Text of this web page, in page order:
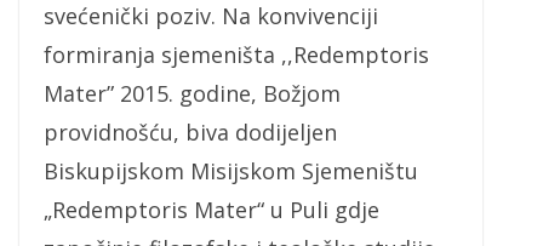
svećenički poziv. Na konvivenciji
formiranja sjemeništa ,,Redemptoris
Mater” 2015. godine, Božjom
providnošću, biva dodijeljen
Biskupijskom Misijskom Sjemeništu
„Redemptoris Mater“ u Puli gdje